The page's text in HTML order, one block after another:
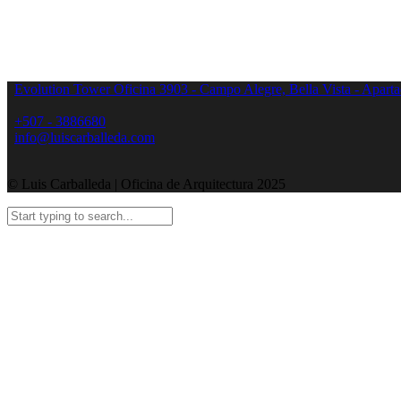
Evolution Tower Oficina 3903 - Campo Alegre, Bella Vista -
+507 - 3886680
info@luiscarballeda.com
© Luis Carballeda | Oficina de Arquitectura 2025